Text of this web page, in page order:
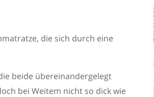
die sich durch eine
beide übereinandergelegt
bei Weitem nicht so dick wie